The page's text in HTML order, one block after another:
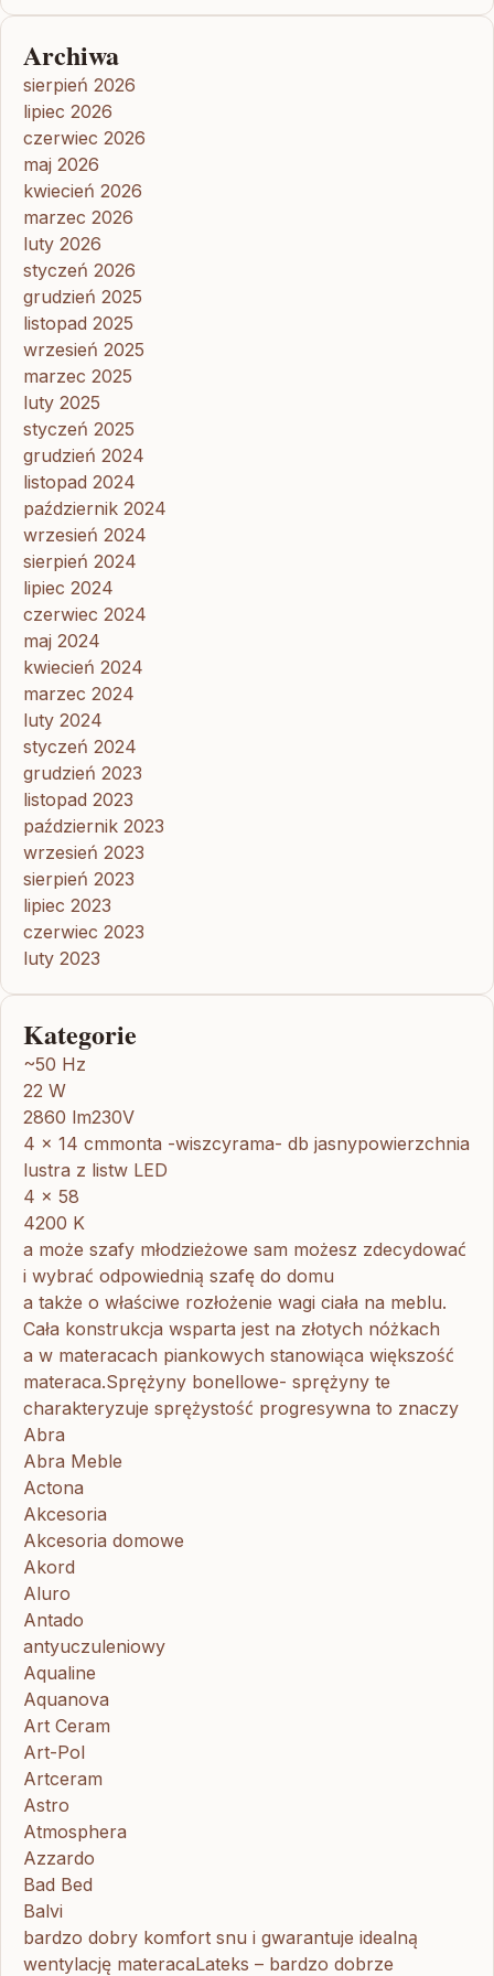
Archiwa
sierpień 2026
lipiec 2026
czerwiec 2026
maj 2026
kwiecień 2026
marzec 2026
luty 2026
styczeń 2026
grudzień 2025
listopad 2025
wrzesień 2025
marzec 2025
luty 2025
styczeń 2025
grudzień 2024
listopad 2024
październik 2024
wrzesień 2024
sierpień 2024
lipiec 2024
czerwiec 2024
maj 2024
kwiecień 2024
marzec 2024
luty 2024
styczeń 2024
grudzień 2023
listopad 2023
październik 2023
wrzesień 2023
sierpień 2023
lipiec 2023
czerwiec 2023
luty 2023
Kategorie
~50 Hz
22 W
2860 lm230V
4 x 14 cmmonta -wiszcyrama- db jasnypowierzchnia
lustra z listw LED
4 x 58
4200 K
a może szafy młodzieżowe sam możesz zdecydować
i wybrać odpowiednią szafę do domu
a także o właściwe rozłożenie wagi ciała na meblu.
Cała konstrukcja wsparta jest na złotych nóżkach
a w materacach piankowych stanowiąca większość
materaca.Sprężyny bonellowe- sprężyny te
charakteryzuje sprężystość progresywna to znaczy
Abra
Abra Meble
Actona
Akcesoria
Akcesoria domowe
Akord
Aluro
Antado
antyuczuleniowy
Aqualine
Aquanova
Art Ceram
Art-Pol
Artceram
Astro
Atmosphera
Azzardo
Bad Bed
Balvi
bardzo dobry komfort snu i gwarantuje idealną
wentylację materacaLateks – bardzo dobrze